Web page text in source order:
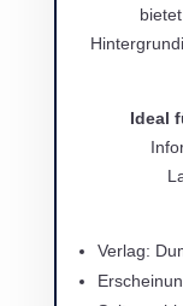
Ideal
Verlag: